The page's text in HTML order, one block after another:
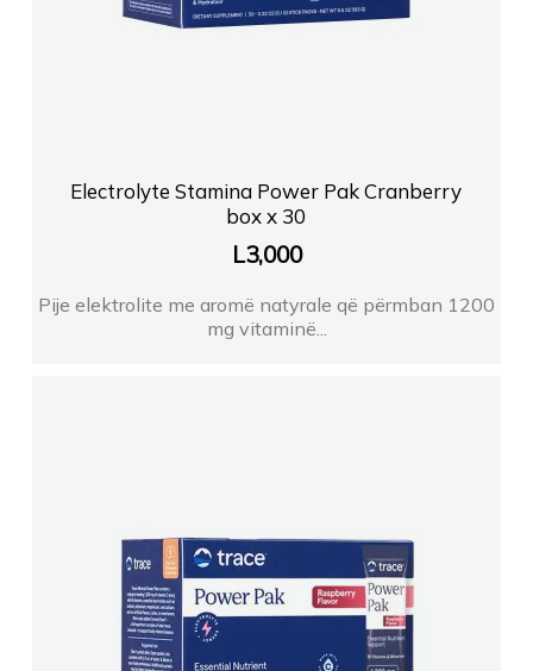
Electrolyte Stamina Power Pak Cranberry
box x 30
L3,000
Pije elektrolite me aromë natyrale që përmban 1200
mg vitaminë...